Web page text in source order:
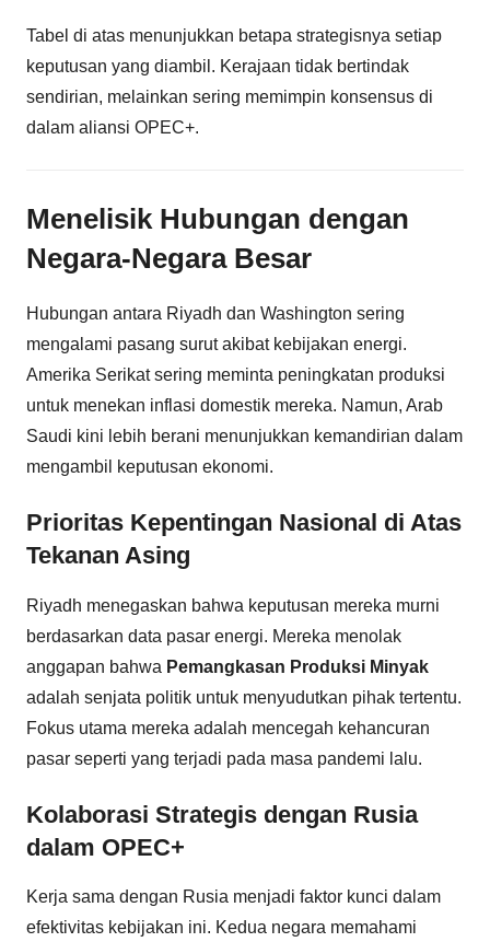
Tabel di atas menunjukkan betapa strategisnya setiap
keputusan yang diambil. Kerajaan tidak bertindak
sendirian, melainkan sering memimpin konsensus di
dalam aliansi OPEC+.
Menelisik Hubungan dengan
Negara-Negara Besar
Hubungan antara Riyadh dan Washington sering
mengalami pasang surut akibat kebijakan energi.
Amerika Serikat sering meminta peningkatan produksi
untuk menekan inflasi domestik mereka. Namun, Arab
Saudi kini lebih berani menunjukkan kemandirian dalam
mengambil keputusan ekonomi.
Prioritas Kepentingan Nasional di Atas
Tekanan Asing
Riyadh menegaskan bahwa keputusan mereka murni
berdasarkan data pasar energi. Mereka menolak
anggapan bahwa Pemangkasan Produksi Minyak
adalah senjata politik untuk menyudutkan pihak tertentu.
Fokus utama mereka adalah mencegah kehancuran
pasar seperti yang terjadi pada masa pandemi lalu.
Kolaborasi Strategis dengan Rusia
dalam OPEC+
Kerja sama dengan Rusia menjadi faktor kunci dalam
efektivitas kebijakan ini. Kedua negara memahami